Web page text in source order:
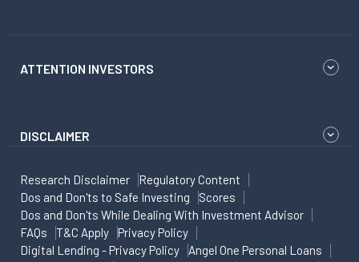
ATTENTION INVESTORS
DISCLAIMER
Research Disclaimer
Regulatory Content
Dos and Don'ts to Safe Investing
Scores
Dos and Don'ts While Dealing With Investment Advisor
FAQs
T&C Apply
Privacy Policy
Digital Lending - Privacy Policy
Angel One Personal Loans